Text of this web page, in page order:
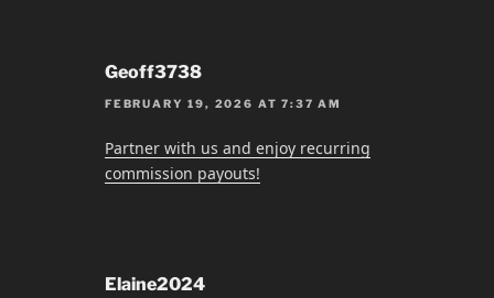
Geoff3738
FEBRUARY 19, 2026 AT 7:37 AM
Partner with us and enjoy recurring
commission payouts!
Elaine2024